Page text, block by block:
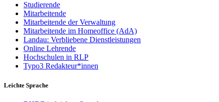
Studierende
Mitarbeitende
Mitarbeitende der Verwaltung
Mitarbeitende im Homeoffice (AdA)
Landau: Verbliebene Dienstleistungen
Online Lehrende
Hochschulen in RLP
Typo3 Redakteur*innen
Leichte Sprache